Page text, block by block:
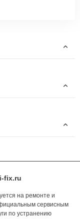
fix.ru
на ремонте и
сервисным
по устранению